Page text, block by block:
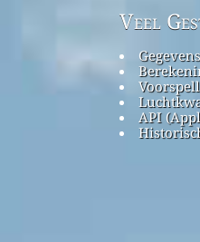
Veel
API